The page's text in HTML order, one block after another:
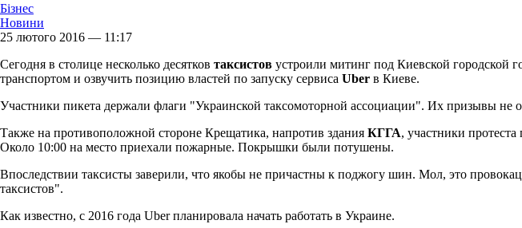
Бізнес
Новини
25 лютого 2016 — 11:17
Сегодня в столице несколько десятков таксистов устроили митинг под Киевской городской
транспортом и озвучить позицию властей по запуску сервиса Uber в Киеве.
Участники пикета держали флаги "Украинской таксомоторной ассоциации". Их призывы не
Также на противоположной стороне Крещатика, напротив здания КГГА, участники
Около 10:00 на место приехали пожарные. Покрышки были потушены.
Впоследствии таксисты заверили, что якобы не причастны к поджогу шин. Мол, это
таксистов".
Как известно, с 2016 года Uber планировала начать работать в Украине.